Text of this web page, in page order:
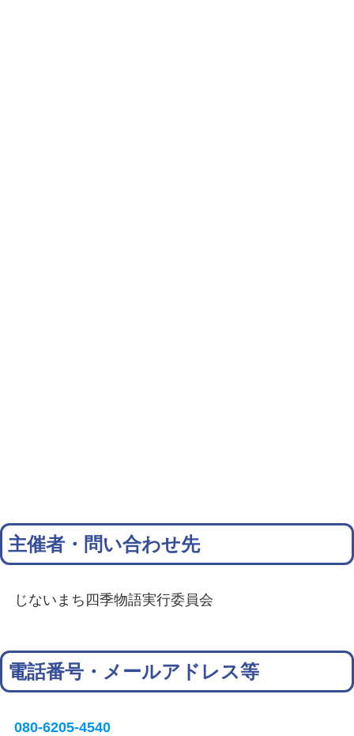
主催者・問い合わせ先
じないまち四季物語実行委員会
電話番号・メールアドレス等
080-6205-4540